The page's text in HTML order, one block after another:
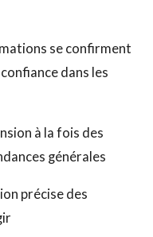
se confirment
dans les
à la fois des
générales
précise des